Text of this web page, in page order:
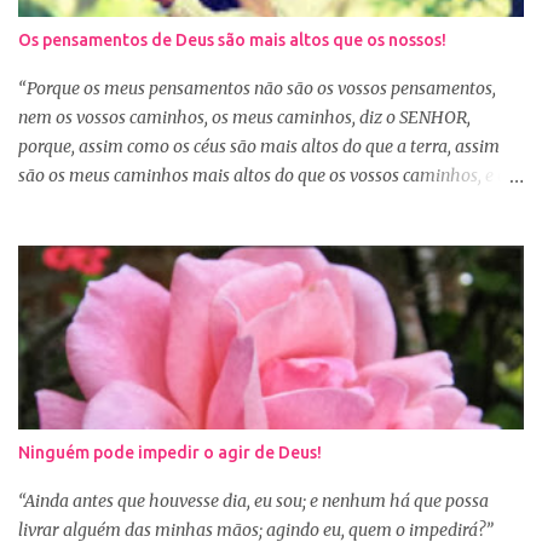
nosso coração desejava, mas é o desejo do coração de Deus. E
sabemos que Deus é perfeito e tem o melhor para nós. Consagrar
tudo a Deus e fazer a Sua vontade, é a garantia de que tudo dará
certo. Logo pela manhã, consagre s...
Os pensamentos de Deus são mais altos que os nossos!
“Porque os meus pensamentos não são os vossos pensamentos,
nem os vossos caminhos, os meus caminhos, diz o SENHOR,
porque, assim como os céus são mais altos do que a terra, assim
são os meus caminhos mais altos do que os vossos caminhos, e os
poderemos ser surpreendidos ou decepcionados com a maneira de
Deus agir. Deus não age conforme a ótica humana. Às vezes
pedimos algo a Deus sem saber se é a vontade d’Ele para nossa
vida, claro que podemos pedir, mas a vontade de Deus sempre
prevalecerá. Nem sempre, a nossa vontade é a vontade de Deus,
mas a Palavra nos garante que os caminhos e os pensamentos de
Deus são bem maiores que os nossos, se é assim, fiquemos
tranquilas, pois tudo que vem de Deus é bom. Porém, se Deus
entregar o governo da nossa vida a nós, ou seja, deixar que a nossa
vontade prevaleça, vamos acabar infelizes e frustradas, porque só
Ninguém pode impedir o agir de Deus!
“Ainda antes que houvesse dia, eu sou; e nenhum há que possa
livrar alguém das minhas mãos; agindo eu, quem o impedirá?”